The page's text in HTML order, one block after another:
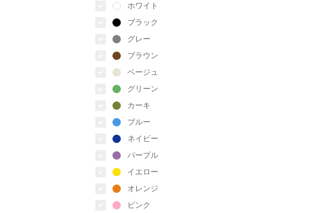
ホワイト
ブラック
グレー
ブラウン
ベージュ
グリーン
カーキ
ブルー
ネイビー
パープル
イエロー
オレンジ
ピンク